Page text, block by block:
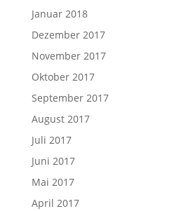
Januar 2018
Dezember 2017
November 2017
Oktober 2017
September 2017
August 2017
Juli 2017
Juni 2017
Mai 2017
April 2017